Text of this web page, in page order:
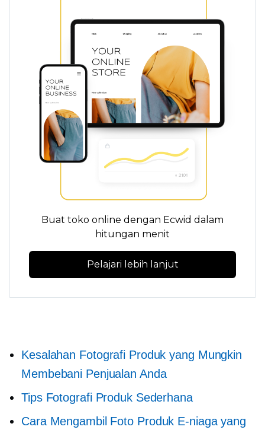
Buat toko online dengan Ecwid dalam
hitungan menit
Pelajari lebih lanjut
Kesalahan Fotografi Produk yang Mungkin
Membebani Penjualan Anda
Tips Fotografi Produk Sederhana
Cara Mengambil Foto Produk E-niaga yang